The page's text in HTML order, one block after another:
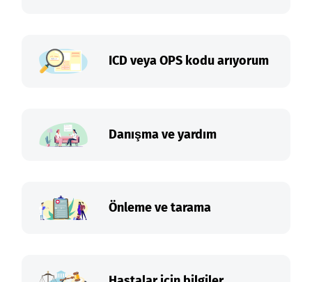
ICD veya OPS kodu arıyorum
Danışma ve yardım
Önleme ve tarama